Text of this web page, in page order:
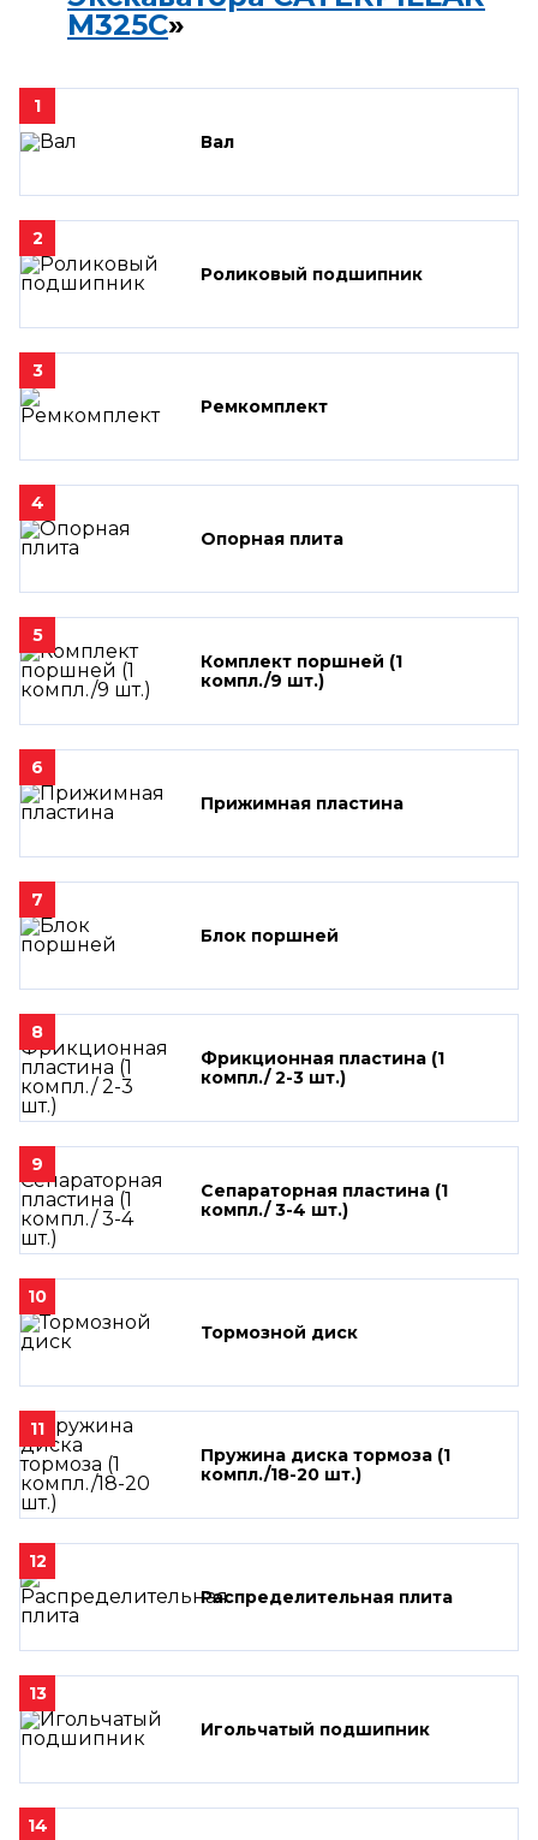
M325C»
1
Вал
2
Роликовый подшипник
3
Ремкомплект
4
Опорная плита
5
Комплект поршней (1
компл./9 шт.)
6
Прижимная пластина
7
Блок поршней
8
Фрикционная пластина (1
компл./ 2-3 шт.)
9
Сепараторная пластина (1
компл./ 3-4 шт.)
10
Тормозной диск
11
Пружина диска тормоза (1
компл./18-20 шт.)
12
Распределительная плита
13
Игольчатый подшипник
14